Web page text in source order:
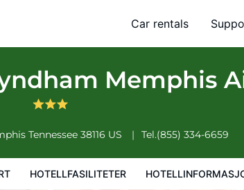
Car rentals
Memphis
Tennessee 38116 US Tel.(855) 334-6659
HOTELLFASILITETER